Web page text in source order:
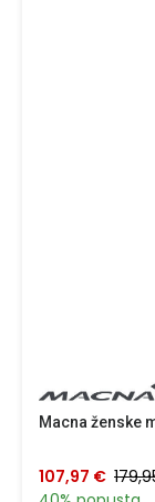
Macna ženske
107,97 €